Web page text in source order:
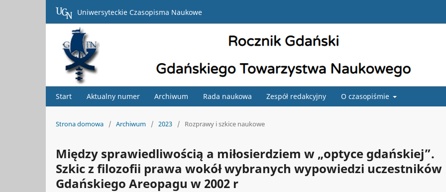
Start Aktualny numer Archiwum Rada naukowa Zespół redakcyjny O czasopiśmie
Uniwersyteckie Czasopisma Naukowe
Strona domowa / Archiwum / 2023 / Rozprawy i szkice naukowe
Między sprawiedliwością a miłosierdziem w „optyce gdańskiej”.
Szkic z filozofii prawa wokół wybranych wypowiedzi uczestników
Gdańskiego Areopagu w 2002 r